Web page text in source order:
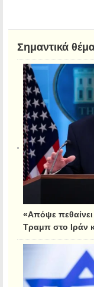
Σημαντικά
«Απόψε
Τραμπ στο Ιράν